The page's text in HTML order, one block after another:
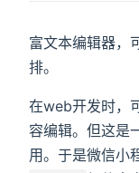
富文本编辑器，
排。
在web开发时，
容编辑。但这是
用。于是微信小